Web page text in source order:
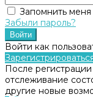
Запомнить меня
Забыли пароль?
Войти как
После
отслеживание
другие новые